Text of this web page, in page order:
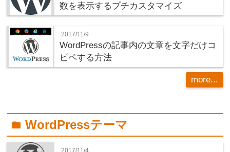
数を表示するプチカスタマイズ
2017/11/9
WordPressの記事内の文章を文字だけコ
ピペする方法
more...
folderWordPressテーマ
2017/11/4